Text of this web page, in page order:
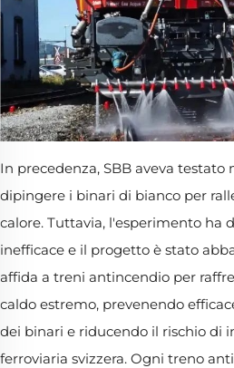
In precedenza, SBB aveva testato
dipingere i binari di bianco per
calore. Tuttavia, l'esperimento ha
inefficace e il progetto è stato
affida a treni antincendio per
caldo estremo, prevenendo
dei binari e riducendo il rischio di
ferroviaria svizzera. Ogni treno